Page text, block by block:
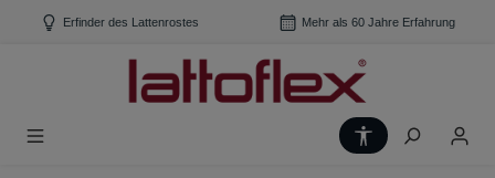
Zum Hauptinhalt springen
Erfinder des Lattenrostes Mehr als 60 Jahre Erfahrung